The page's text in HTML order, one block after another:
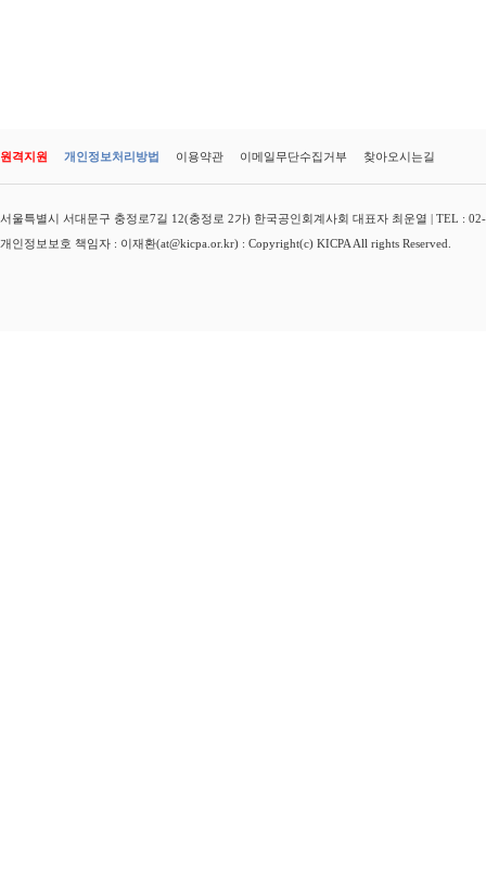
원격지원 개인정보처리방법 이용약관 이메일무단수집거부 찾아오시는길
서울특별시 서대문구 충정로7길 12(충정로 2가) 한국공인회계사회 대표자 최운열 | TEL :
개인정보보호 책임자 : 이재환(at@kicpa.or.kr) : Copyright(c) KICPA All rights Reserved.